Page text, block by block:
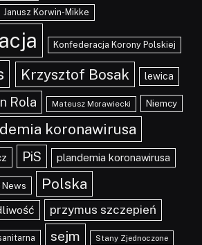
Janusz Korwin-Mikke
Konfederacja Korony Polskiej
Krzysztof Bosak lewica
Rola Mateusz Morawiecki Niemcy
koronawirusa
PiS plandemia koronawirusa
Polska
przymus szczepień
sejm Stany Zjednoczone